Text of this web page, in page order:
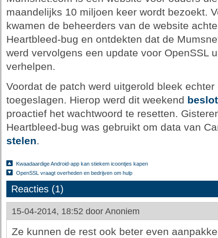
maandelijks 10 miljoen keer wordt bezoekt.
kwamen de beheerders van de website
Heartbleed-bug en ontdekten dat de
werd vervolgens een update voor OpenSSL
verhelpen.
Voordat de patch werd uitgerold bleek
toegeslagen. Hierop werd dit weekend
proactief het wachtwoord te resetten.
Heartbleed-bug was gebruikt om data van
stelen.
Kwaadaardige Android-app kan stiekem icoontjes kapen
OpenSSL vraagt overheden en bedrijven om hulp
Reacties (1)
15-04-2014, 18:52 door Anoniem
Ze kunnen de rest ook beter even